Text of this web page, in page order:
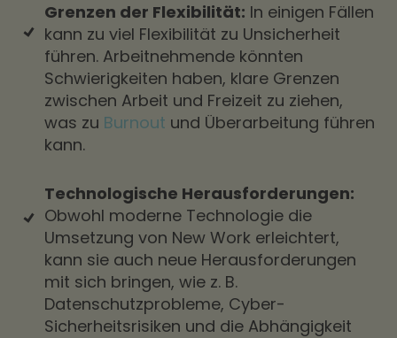
Grenzen der Flexibilität: In einigen Fällen
kann zu viel Flexibilität zu Unsicherheit
führen. Arbeitnehmende könnten
Schwierigkeiten haben, klare Grenzen
zwischen Arbeit und Freizeit zu ziehen,
was zu Burnout und Überarbeitung führen
kann.
Technologische Herausforderungen:
Obwohl moderne Technologie die
Umsetzung von New Work erleichtert,
kann sie auch neue Herausforderungen
mit sich bringen, wie z. B.
Datenschutzprobleme, Cyber-
Sicherheitsrisiken und die Abhängigkeit